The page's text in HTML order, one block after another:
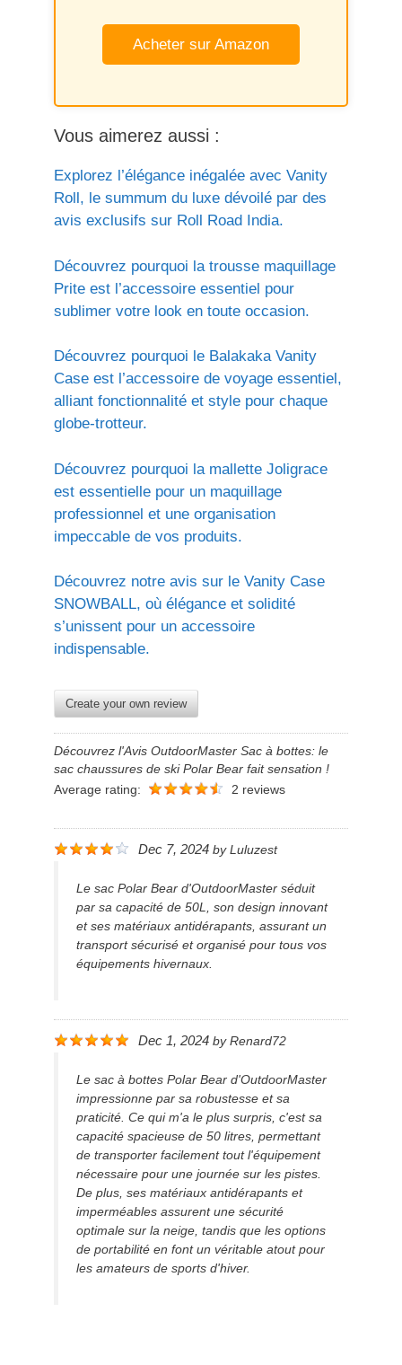
Acheter sur Amazon
Vous aimerez aussi :
Explorez l’élégance inégalée avec Vanity
Roll, le summum du luxe dévoilé par des
avis exclusifs sur Roll Road India.
Découvrez pourquoi la trousse maquillage
Prite est l’accessoire essentiel pour
sublimer votre look en toute occasion.
Découvrez pourquoi le Balakaka Vanity
Case est l’accessoire de voyage essentiel,
alliant fonctionnalité et style pour chaque
globe-trotteur.
Découvrez pourquoi la mallette Joligrace
est essentielle pour un maquillage
professionnel et une organisation
impeccable de vos produits.
Découvrez notre avis sur le Vanity Case
SNOWBALL, où élégance et solidité
s’unissent pour un accessoire
indispensable.
Create your own review
Découvrez l'Avis OutdoorMaster Sac à bottes: le
sac chaussures de ski Polar Bear fait sensation !
Average rating:
2 reviews
Dec 7, 2024 by Luluzest
Le sac Polar Bear d'OutdoorMaster séduit
par sa capacité de 50L, son design innovant
et ses matériaux antidérapants, assurant un
transport sécurisé et organisé pour tous vos
équipements hivernaux.
Dec 1, 2024 by Renard72
Le sac à bottes Polar Bear d'OutdoorMaster
impressionne par sa robustesse et sa
praticité. Ce qui m'a le plus surpris, c'est sa
capacité spacieuse de 50 litres, permettant
de transporter facilement tout l'équipement
nécessaire pour une journée sur les pistes.
De plus, ses matériaux antidérapants et
imperméables assurent une sécurité
optimale sur la neige, tandis que les options
de portabilité en font un véritable atout pour
les amateurs de sports d'hiver.